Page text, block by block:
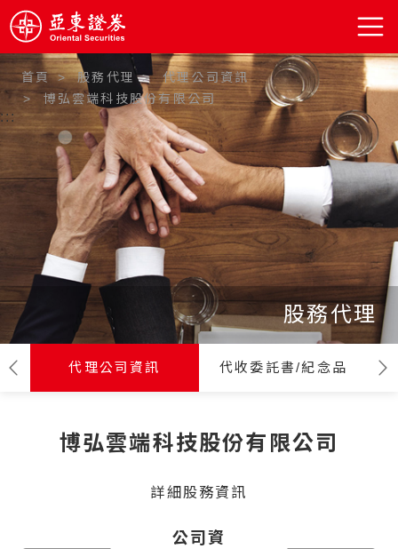
:::
首頁 股務代理
代理公司資訊
博弘雲端科技股份有限公司
股務代理
代理公司資訊 代收委託書/紀念品
博弘雲端科技股份有限公司
詳細股務資訊
公司資